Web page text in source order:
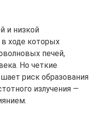
и низкой
ходе которых
печей,
Но четкие
риск образования
излучения —